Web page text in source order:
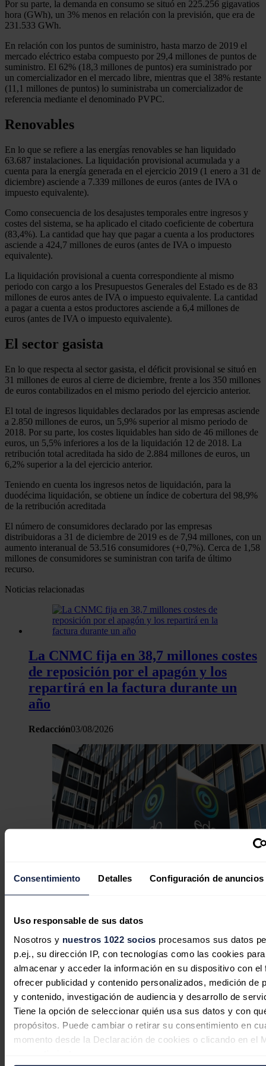
Consentimiento Detalles Configuración de anuncios
Uso responsable de sus datos
Nosotros y nuestros 1022 socios procesamos sus datos
p.ej., su dirección IP, con tecnologías como las cookies para
almacenar y acceder la información en su dispositivo con el
ofrecer publicidad y contenido personalizados, medición de
y contenido, investigación de audiencia y desarrollo de
Tiene la opción de seleccionar quién usa sus datos y con
propósitos. Puede cambiar o retirar su consentimiento en
momento desde la Declaración de cookies o clicando en el
Por su parte, la demanda en consumo se situó en 225.256 gigavatios
hora (GWh), un 3% menos en relación con la previsión, que era de
231.533 GWh.
En relación con los puntos de suministro, hasta marzo de 2019 el
mercado eléctrico estaba compuesto por 29,4 millones de puntos de
suministro. El 62% (18,3 millones de puntos) era suministrado por
un comercializador en el mercado libre, mientras que el 38% restante
(11,1 millones de puntos) lo suministraba un comercializador de
referencia mediante el denominado PVPC.
Renovables
En lo que se refiere a las energías renovables se han liquidado
63.687 instalaciones. La liquidación provisional acumulada y a
cuenta para la energía generada en el ejercicio 2019 (1 enero a 31 de
diciembre) asciende a 7.339 millones de euros (antes de IVA o
impuesto equivalente).
Como consecuencia de los desajustes temporales entre ingresos y
costes del sistema, se ha aplicado el citado coeficiente de cobertura
(83,4%). La cantidad que hay que pagar a cuenta a los productores
asciende a 424,7 millones de euros (antes de IVA o impuesto
equivalente).
La liquidación provisional a cuenta correspondiente al mismo
periodo con cargo a los Presupuestos Generales del Estado es de 83
millones de euros antes de IVA o impuesto equivalente. La cantidad
a pagar a cuenta a estos productores asciende a 6,4 millones de
euros (antes de IVA o impuesto equivalente).
El sector gasista
En lo que respecta al sector gasista, el déficit provisional se situó en
31 millones de euros al cierre de diciembre, frente a los 350 millones
de euros contabilizados en el mismo periodo del ejercicio anterior.
El total de ingresos liquidables declarados por las empresas asciende
a 2.850 millones de euros, un 5,9% superior al mismo periodo de
2018. Por su parte, los costes liquidables han sido de 46 millones de
euros, un 5,5% inferiores a los de la liquidación 12 de 2018. La
retribución total acreditada ha sido de 2.884 millones de euros, un
6,2% superior a la del ejercicio anterior.
Teniendo en cuenta los ingresos netos de liquidación, para la
duodécima liquidación, se obtiene un índice de cobertura del 98,9%
de la retribución acreditada
El número de consumidores declarado por las empresas
distribuidoras a 31 de diciembre de 2019 es de 7,94 millones, con un
aumento interanual de 53.516 consumidores (+0,7%). Cerca de 1,58
millones de consumidores se suministran con tarifa de último
recurso.
Noticias relacionadas
La CNMC fija en 38,7 millones costes
de reposición por el apagón y los
repartirá en la factura durante un
año
Redacción03/08/2026
EDP invita a conocer en la FIDMA el
presente y futuro de la energía en
Asturias
Redacción31/07/2026